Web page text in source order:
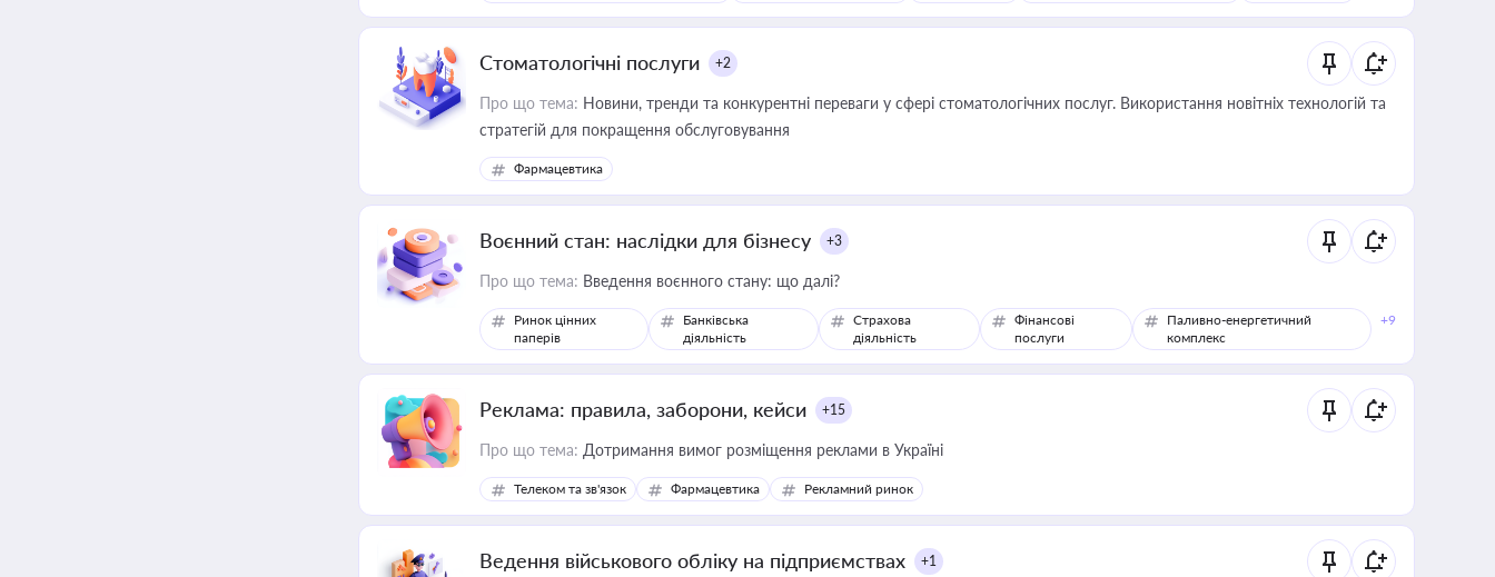
Стоматологічні послуги +2
Про що тема: Новини, тренди та конкурентні переваги у сфері стоматологічних послуг. Використання новітніх технологій та
стратегій для покращення обслуговування
Фармацевтика
Воєнний стан: наслідки для бізнесу +3
Про що тема: Введення воєнного стану: що далі?
Ринок цінних
паперів
Банківська
діяльність
Страхова
діяльність
Фінансові
послуги
Паливно-енергетичний
комплекс
+9
Реклама: правила, заборони, кейси +15
Про що тема: Дотримання вимог розміщення реклами в Україні
Телеком та зв'язок Фармацевтика Рекламний ринок
Ведення військового обліку на підприємствах +1